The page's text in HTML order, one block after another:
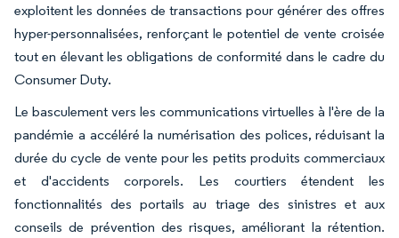
exploitent les données de transactions pour générer des offres
hyper-personnalisées, renforçant le potentiel de vente croisée
tout en élevant les obligations de conformité dans le cadre du
Consumer Duty.
Le basculement vers les communications virtuelles à l'ère de la
pandémie a accéléré la numérisation des polices, réduisant la
durée du cycle de vente pour les petits produits commerciaux
et d'accidents corporels. Les courtiers étendent les
fonctionnalités des portails au triage des sinistres et aux
conseils de prévention des risques, améliorant la rétention.